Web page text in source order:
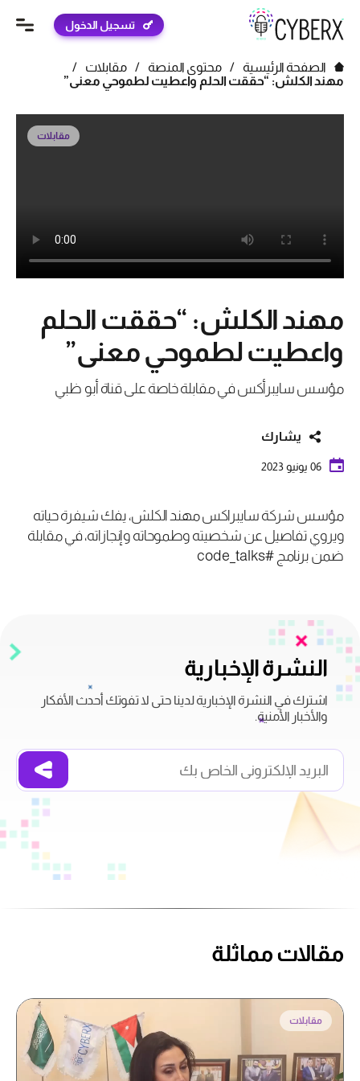
تسجيل الدخول
الصفحة الرئيسية / محتوى المنصة / مقابلات
/
مهند الكلش: “حققت الحلم واعطيت لطموحي معنى”
مقابلات
مهند الكلش: “حققت الحلم
واعطيت لطموحي معنى”
مؤسس سايبرأكس في مقابلة خاصة على قناة أبو ظبي
يشارك
06 يونيو 2023
مؤسس شركة سايبراكس مهند الكلش، يفك شيفرة حياته
ويروي تفاصيل عن شخصيته وطموحاته وإنجازاته، في مقابلة
ضمن برنامج #code_talks
النشرة الإخبارية
اشترك في النشرة الإخبارية لدينا حتى لا تفوتك أحدث الأفكار
والأخبار الأمنية.
مقالات مماثلة
مقابلات